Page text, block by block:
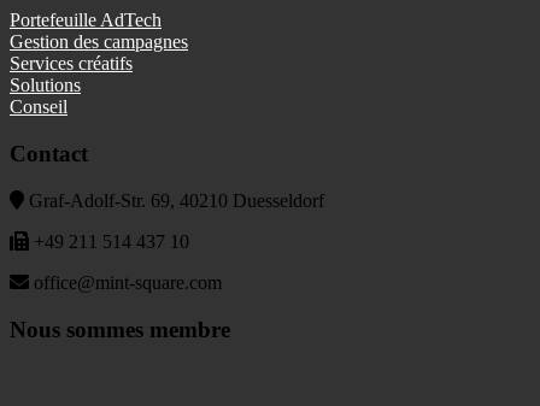
Portefeuille AdTech
Gestion des campagnes
Services créatifs
Solutions
Conseil
Contact
Graf-Adolf-Str. 69, 40210 Duesseldorf
+49 211 514 437 10
office@mint-square.com
Nous sommes membre